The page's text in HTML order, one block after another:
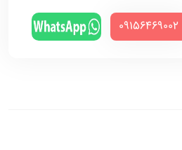
‪09156469002‬